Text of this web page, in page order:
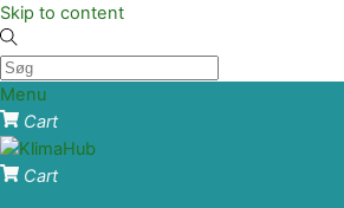
Skip to content
Menu
Cart
Cart